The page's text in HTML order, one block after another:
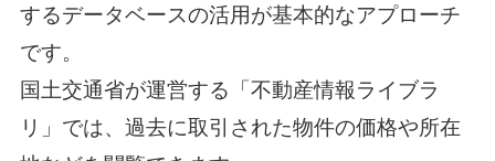
するデータベースの活用が基本的なアプローチ
です。
国土交通省が運営する「不動産情報ライブラ
リ」では、過去に取引された物件の価格や所在